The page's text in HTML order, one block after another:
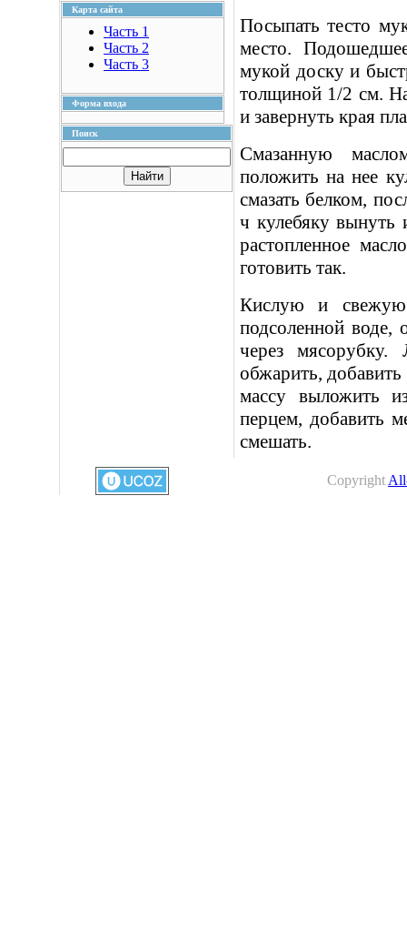
Карта сайта
Часть 1
Часть 2
Часть 3
Форма входа
Поиск
Посыпать тесто
место.
мукой доску и
толщиной 1/2 см.
и завернуть края
Смазанную
положить на нее
смазать белком,
ч кулебяку вынуть
растопленное
готовить так.
Кислую и свежую
подсоленной воде,
через мясорубку.
обжарить,
массу выложить
перцем, добавить
смешать.
Copyright